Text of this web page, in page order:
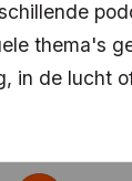
thema's
in de lucht